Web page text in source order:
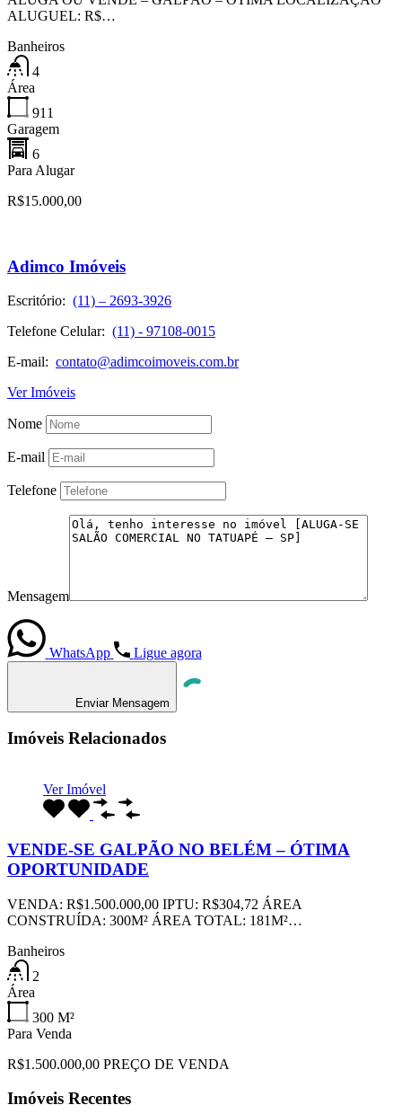
ALUGUEL: R$…
Banheiros
4
Área
911
Garagem
6
Para Alugar
R$15.000,00
Adimco Imóveis
Escritório: (11) – 2693-3926
Telefone Celular: (11) - 97108-0015
E-mail: contato@adimcoimoveis.com.br
Ver Imóveis
Nome
E-mail
Telefone
Mensagem
WhatsApp Ligue agora
Enviar Mensagem
Imóveis Relacionados
Ver Imóvel
VENDE-SE GALPÃO NO BELÉM – ÓTIMA
OPORTUNIDADE
VENDA: R$1.500.000,00 IPTU: R$304,72 ÁREA
CONSTRUÍDA: 300M² ÁREA TOTAL: 181M²…
Banheiros
2
Área
300 M²
Para Venda
R$1.500.000,00 PREÇO DE VENDA
Imóveis Recentes